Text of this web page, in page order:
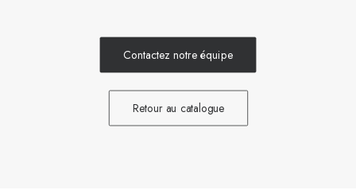
Contactez notre équipe
Retour au catalogue